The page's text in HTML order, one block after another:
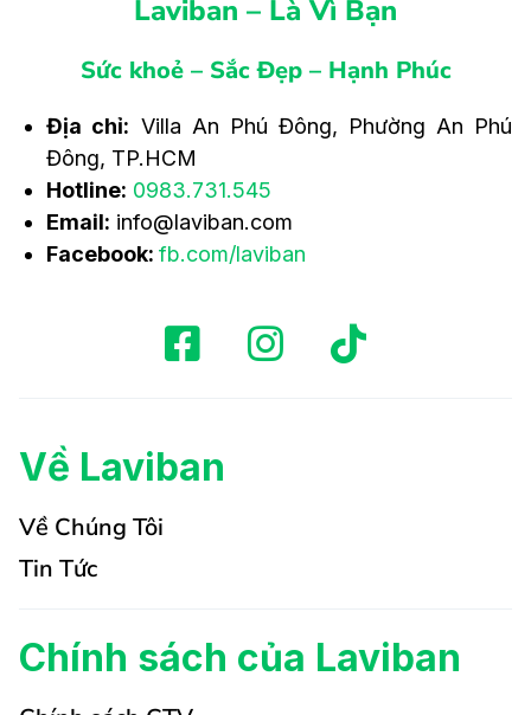
Laviban – Là Vì Bạn
Sức khoẻ – Sắc Đẹp – Hạnh Phúc
Địa chỉ: Villa An Phú Đông, Phường An Phú
Đông, TP.HCM
Hotline: 0983.731.545
Email: info@laviban.com
Facebook:fb.com/laviban
Về Laviban
Về Chúng Tôi
Tin Tức
Chính sách của Laviban